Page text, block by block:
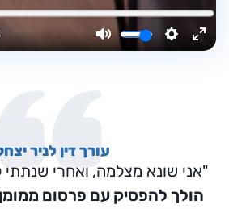
עורך דין לניר
"אני שונא מצלמה, ואחרי שנתתי
הולך להפסיק עם פרסום